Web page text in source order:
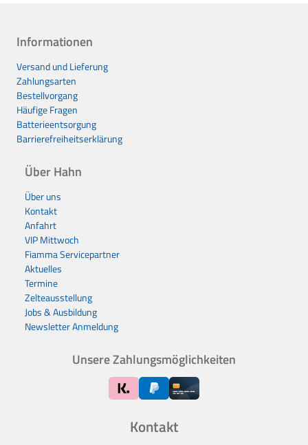
Informationen
Versand und Lieferung
Zahlungsarten
Bestellvorgang
Häufige Fragen
Batterieentsorgung
Barrierefreiheitserklärung
Über Hahn
Über uns
Kontakt
Anfahrt
VIP Mittwoch
Fiamma Servicepartner
Aktuelles
Termine
Zelteausstellung
Jobs & Ausbildung
Newsletter Anmeldung
Kontakt
Unsere Zahlungsmöglichkeiten